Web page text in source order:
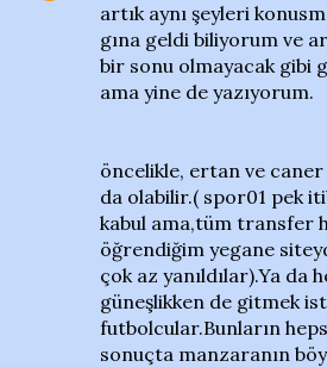
artık aynı şeyleri
gına geldi biliyorum ve
bir sonu olmayacak gibi
ama yine de yazıyorum.
öncelikle, ertan ve
da olabilir.( spor01 pek
kabul ama,tüm transfer
öğrendiğim yegane
çok az yanıldılar).Ya da
güneşlikken de gitmek
futbolcular.Bunların
sonuçta manzaranın